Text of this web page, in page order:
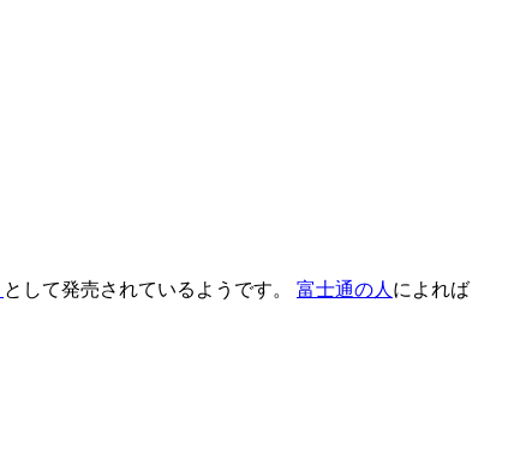
として発売されているようです。 富士通の人 によれば